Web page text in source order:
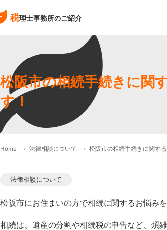
税理士事務所のご紹介
松阪市の相続手続きに関
す！
Home 法律相談について 松阪市の相続手続きに関す
法律相談について
松阪市にお住まいの方で相続に関するお悩み
相続は、遺産の分割や相続税の申告など、煩